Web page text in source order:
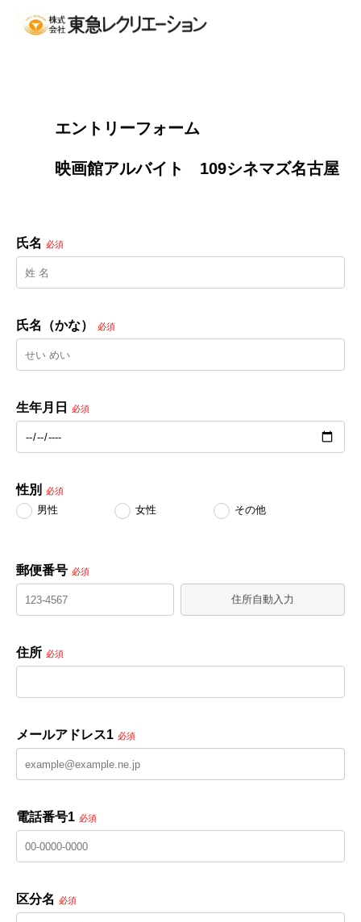
        エントリーフォーム
氏名 必須
氏名（かな） 必須
生年月日 必須
性別 必須
男性 女性 その他
郵便番号 必須
住所自動入力
住所 必須
メールアドレス1 必須
電話番号1 必須
区分名 必須